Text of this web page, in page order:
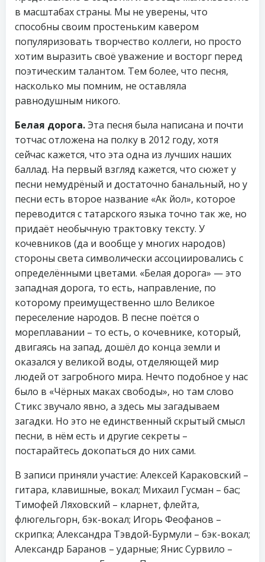
в масштабах страны. Мы не уверены, что
способны своим простеньким кавером
популяризовать творчество коллеги, но просто
хотим выразить своё уважение и восторг перед
поэтическим талантом. Тем более, что песня,
насколько мы помним, не оставляла
равнодушным никого.
Белая дорога.Эта песня была написана и почти
тотчас отложена на полку в 2012 году, хотя
сейчас кажется, что эта одна из лучших наших
баллад. На первый взгляд кажется, что сюжет у
песни немудрёный и достаточно банальный, но у
песни есть второе название «Ак йол», которое
переводится с татарского языка точно так же, но
придаёт необычную трактовку тексту. У
кочевников (да и вообще у многих народов)
стороны света символически ассоциировались с
определёнными цветами. «Белая дорога» — это
западная дорога, то есть, направление, по
которому преимущественно шло Великое
переселение народов. В песне поётся о
мореплавании – то есть, о кочевнике, который,
двигаясь на запад, дошёл до конца земли и
оказался у великой воды, отделяющей мир
людей от загробного мира. Нечто подобное у нас
было в «Чёрных маках свободы», но там слово
Стикс звучало явно, а здесь мы загадываем
загадки. Но это не единственный скрытый смысл
песни, в нём есть и другие секреты –
постарайтесь докопаться до них сами.
В записи приняли участие: Алексей Караковский –
гитара, клавишные, вокал; Михаил Гусман – бас;
Тимофей Ляховский – кларнет, флейта,
флюгельгорн, бэк-вокал; Игорь Феофанов –
скрипка; Александра Тэвдой-Бурмули – бэк-вокал;
Александр Баранов – ударные; Янис Сурвило –